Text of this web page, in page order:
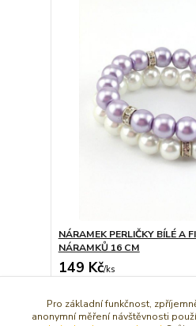
NÁRAMEK PERLIČKY BÍLÉ A
NÁRAMKŮ 16 CM
149 Kč/ks
Pro základní funkčnost,
anonymní měření návštěvnosti